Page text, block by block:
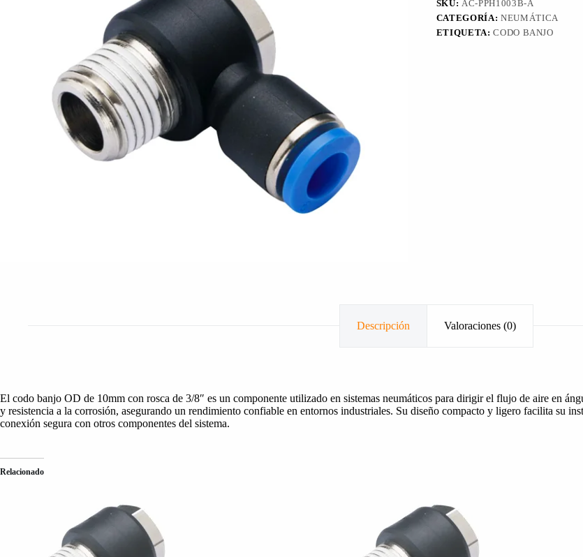
SKU:AC-PPH1003B-A
CATEGORÍA: NEUMÁTICA
ETIQUETA:CODO BANJO
Descripción Valoraciones (0)
El codo banjo OD de 10mm con rosca de 3/8″ es un componente utilizado en sistemas neumáticos para dirigir el flujo de aire en
y resistencia a la corrosión, asegurando un rendimiento confiable en entornos industriales. Su diseño compacto y ligero facilita su
conexión segura con otros componentes del sistema.
Relacionado